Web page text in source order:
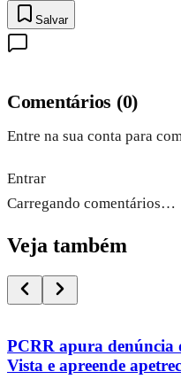
Salvar
Comentários (0)
Entre na sua conta para
Entrar
Carregando comentários…
Veja também
PCRR apura denúncia
Vista e apreende